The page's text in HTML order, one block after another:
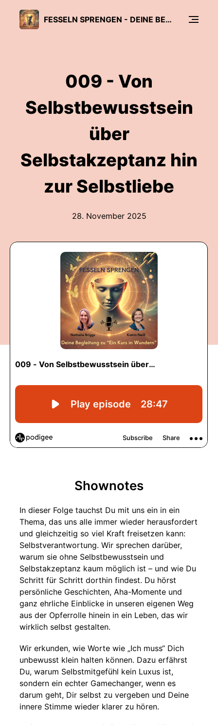
FESSELN SPRENGEN - DEINE BEGLEITUNG ZU "EIN KURS IN WUNDERN"
009 - Von
Selbstbewusstsein
über
Selbstakzeptanz hin
zur Selbstliebe
28. November 2025
Shownotes
In dieser Folge tauchst Du mit uns ein in ein
Thema, das uns alle immer wieder herausfordert
und gleichzeitig so viel Kraft freisetzen kann:
Selbstverantwortung. Wir sprechen darüber,
warum sie ohne Selbstbewusstsein und
Selbstakzeptanz kaum möglich ist – und wie Du
Schritt für Schritt dorthin findest. Du hörst
persönliche Geschichten, Aha-Momente und
ganz ehrliche Einblicke in unseren eigenen Weg
aus der Opferrolle hinein in ein Leben, das wir
wirklich selbst gestalten.
Wir erkunden, wie Worte wie „Ich muss“ Dich
unbewusst klein halten können. Dazu erfährst
Du, warum Selbstmitgefühl kein Luxus ist,
sondern ein echter Gamechanger, wenn es
darum geht, Dir selbst zu vergeben und Deine
innere Stimme wieder klarer zu hören.